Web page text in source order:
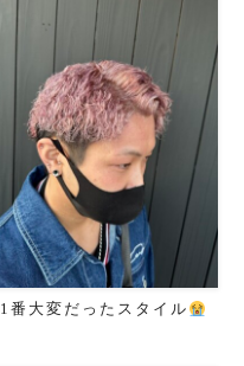
1番大変だったスタイル